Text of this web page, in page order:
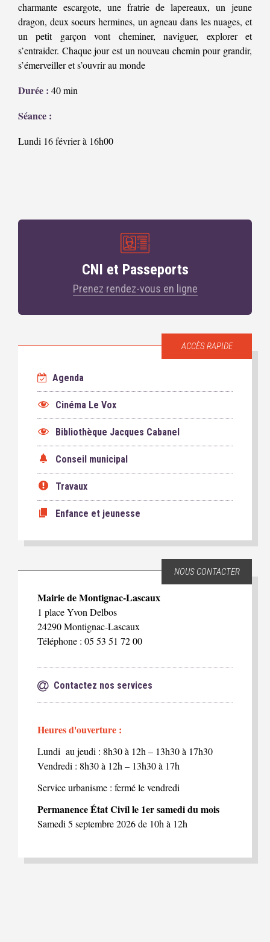
charmante escargote, une fratrie de lapereaux, un jeune
dragon, deux soeurs hermines, un agneau dans les nuages, et
un petit garçon vont cheminer, naviguer, explorer et
s’entraider. Chaque jour est un nouveau chemin pour grandir,
s’émerveiller et s’ouvrir au monde
Durée : 40 min
Séance :
Lundi 16 février à 16h00
CNI et Passeports
Prenez rendez-vous en ligne
ACCÈS RAPIDE
Agenda
Cinéma Le Vox
Bibliothèque Jacques Cabanel
Conseil municipal
Travaux
Enfance et jeunesse
NOUS CONTACTER
Mairie de Montignac-Lascaux
1 place Yvon Delbos
24290 Montignac-Lascaux
Téléphone : 05 53 51 72 00
Contactez nos services
Heures d'ouverture :
Lundi au jeudi : 8h30 à 12h – 13h30 à 17h30
Vendredi : 8h30 à 12h – 13h30 à 17h
Service urbanisme : fermé le vendredi
Permanence État Civil le 1er samedi du mois
Samedi 5 septembre 2026 de 10h à 12h